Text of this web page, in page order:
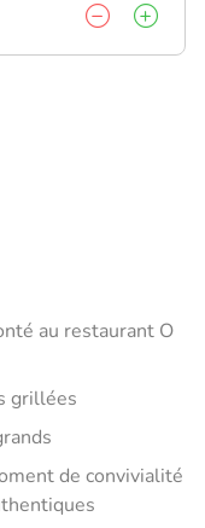
au restaurant O
grillées
de convivialité